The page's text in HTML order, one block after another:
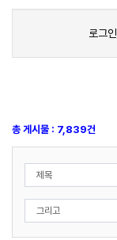
로그
총 게시물 : 7,839건